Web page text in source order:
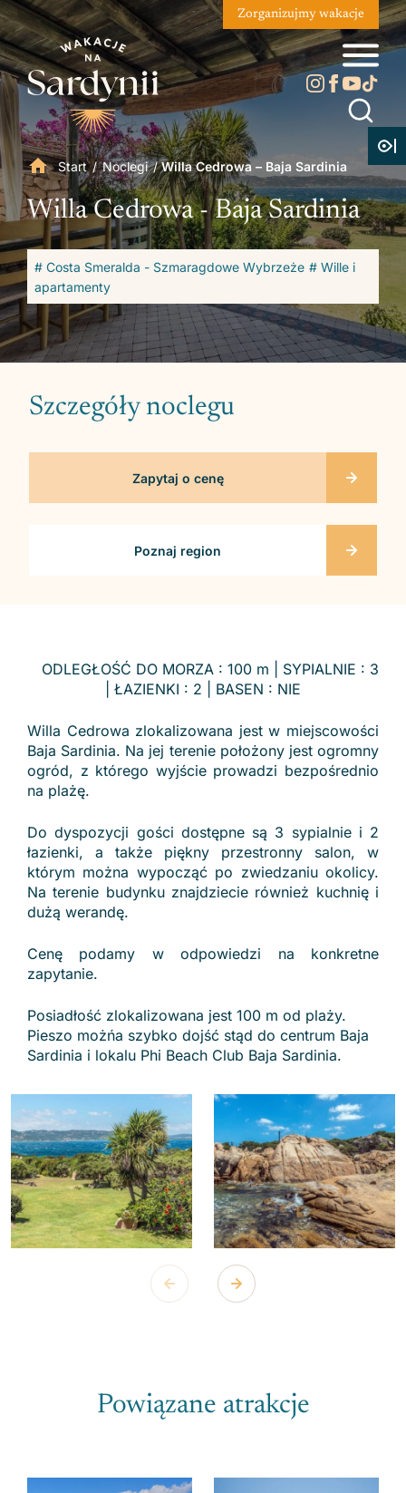
Zorganizujmy wakacje
Start/Noclegi/Willa Cedrowa – Baja Sardinia
Willa Cedrowa - Baja Sardinia
# Costa Smeralda - Szmaragdowe Wybrzeże # Wille i
apartamenty
Szczegóły noclegu
Zapytaj o cenę
Poznaj region
ODLEGŁOŚĆ DO MORZA : 100 m | SYPIALNIE : 3
| ŁAZIENKI : 2 | BASEN : NIE
Willa Cedrowa zlokalizowana jest w miejscowości
Baja Sardinia. Na jej terenie położony jest ogromny
ogród, z którego wyjście prowadzi bezpośrednio
na plażę.
Do dyspozycji gości dostępne są 3 sypialnie i 2
łazienki, a także piękny przestronny salon, w
którym można wypocząć po zwiedzaniu okolicy.
Na terenie budynku znajdziecie również kuchnię i
dużą werandę.
Cenę podamy w odpowiedzi na konkretne
zapytanie.
Posiadłość zlokalizowana jest 100 m od plaży.
Pieszo możńa szybko dojść stąd do centrum Baja
Sardinia i lokalu Phi Beach Club Baja Sardinia.
Powiązane atrakcje